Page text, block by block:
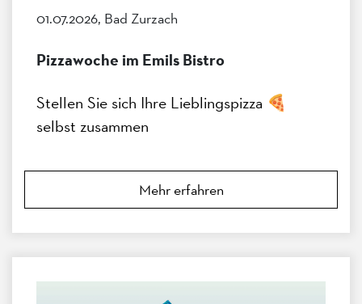
01.07.2026, Bad Zurzach
Pizzawoche im Emils Bistro
Stellen Sie sich Ihre Lieblingspizza 🍕
selbst zusammen
Mehr erfahren